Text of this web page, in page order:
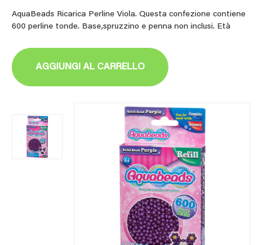
AquaBeads Ricarica Perline Viola. Questa confezione contiene
600 perline tonde. Base,spruzzino e penna non inclusi. Età
AGGIUNGI AL CARRELLO